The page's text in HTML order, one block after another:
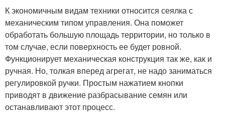
К экономичным видам техники относится сеялка с
механическим типом управления. Она поможет
обработать большую площадь территории, но только в
том случае, если поверхность ее будет ровной.
Функционирует механическая конструкция так же, как и
ручная. Но, толкая вперед агрегат, не надо заниматься
регулировкой ручки. Простым нажатием кнопки
приводят в движение разбрасывание семян или
останавливают этот процесс.